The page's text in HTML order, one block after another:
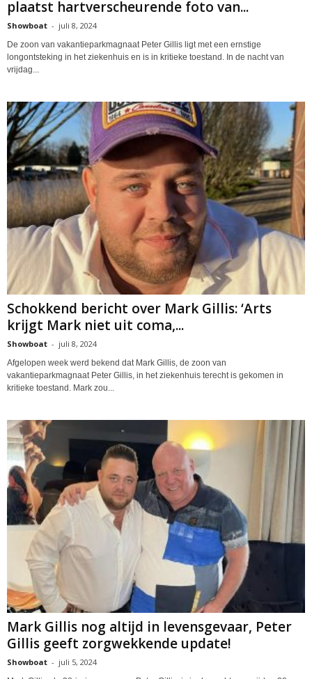
plaatst hartverscheurende foto van...
Showboat - juli 8, 2024
De zoon van vakantieparkmagnaat Peter Gillis ligt met een ernstige
longontsteking in het ziekenhuis en is in kritieke toestand. In de nacht van
vrijdag...
Schokkend bericht over Mark Gillis: ‘Arts
krijgt Mark niet uit coma,...
Showboat - juli 8, 2024
Afgelopen week werd bekend dat Mark Gillis, de zoon van
vakantieparkmagnaat Peter Gillis, in het ziekenhuis terecht is gekomen in
kritieke toestand. Mark zou...
Mark Gillis nog altijd in levensgevaar, Peter
Gillis geeft zorgwekkende update!
Showboat - juli 5, 2024